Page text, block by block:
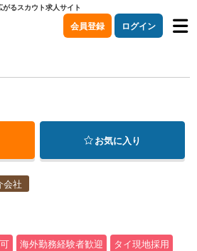
るスカウト求人サイト
会員登録 ログイン
お気に入り
会社
海外勤務経験者歓迎
タイ現地採用